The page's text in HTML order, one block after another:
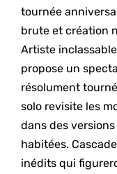
tournée
brute et création
Artiste
propose un
résolument
solo revisite les
dans des
habitées.
inédits qui